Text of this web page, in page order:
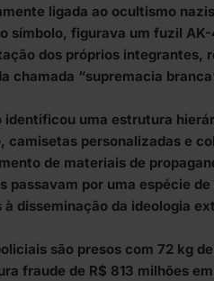
ligada ao ocultismo
símbolo, figurava um fuzil
dos próprios integrantes,
chamada “supremacia
identificou uma estrutura
camisetas personalizadas e
de materiais de
passavam por uma espécie
à disseminação da ideologia
são presos com 72 kg
fraude de R$ 813 milhões